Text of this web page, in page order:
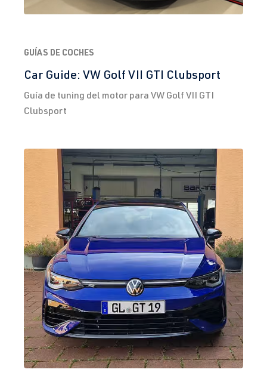
GUÍAS DE COCHES
Car Guide: VW Golf VII GTI Clubsport
Guía de tuning del motor para VW Golf VII GTI
Clubsport